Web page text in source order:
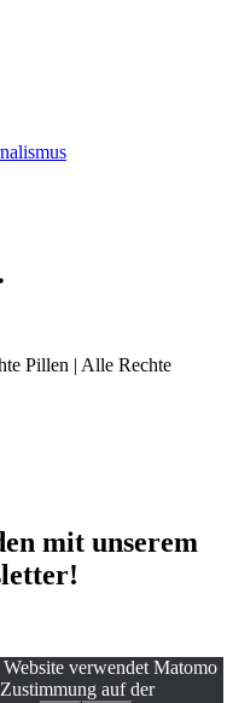
•
Pillen | Alle Rechte
mit unserem
!
verwendet Matomo
auf der